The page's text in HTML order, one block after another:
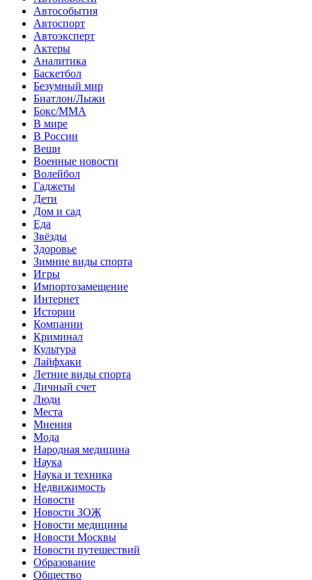
Автособытия
Автоспорт
Автоэксперт
Актеры
Аналитика
Баскетбол
Безумный мир
Биатлон/Лыжи
Бокс/MMA
В мире
В России
Вещи
Военные новости
Волейбол
Гаджеты
Дети
Дом и сад
Еда
Звёзды
Здоровье
Зимние виды спорта
Игры
Импортозамещение
Интернет
Истории
Компании
Криминал
Культура
Лайфхаки
Летние виды спорта
Личный счет
Люди
Места
Мнения
Мода
Народная медицина
Наука
Наука и техника
Недвижимость
Новости
Новости ЗОЖ
Новости медицины
Новости Москвы
Новости путешествий
Образование
Общество